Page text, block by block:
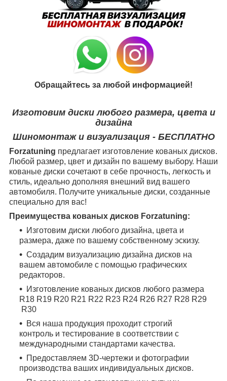
Обращайтесь за любой информацией!
Изготовим диски любого размера, цвета и
дизайна
Шиномонтаж и визуализация - БЕСПЛАТНО
Forzatuning предлагает изготовление кованых дисков.
Любой размер, цвет и дизайн по вашему выбору. Наши
кованые диски сочетают в себе прочность, легкость и
стиль, идеально дополняя внешний вид вашего
автомобиля. Получите уникальные диски, созданные
специально для вас!
Преимущества кованых дисков Forzatuning:
Изготовим диски любого дизайна, цвета и
размера, даже по вашему собственному эскизу.
Создадим визуализацию дизайна дисков на
вашем автомобиле с помощью графических
редакторов.
Изготовление кованых дисков любого размера
R18 R19 R20 R21 R22 R23 R24 R26 R27 R28 R29
R30
Вся наша продукция проходит строгий
контроль и тестирование в соответствии с
международными стандартами качества.
Предоставляем 3D-чертежи и фотографии
производства ваших индивидуальных дисков.